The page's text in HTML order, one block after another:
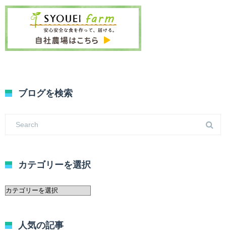
ブログを検索
カテゴリーを選択
カ
ー
人気の記事